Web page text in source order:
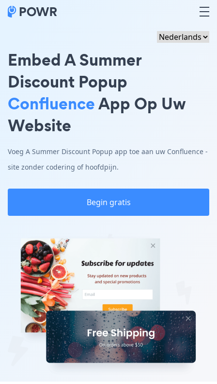
Embed A Summer
Discount Popup
ConfluenceApp Op Uw
Website
Voeg A Summer Discount Popup app toe aan uw Confluence -
site zonder codering of hoofdpijn.
Begin gratis